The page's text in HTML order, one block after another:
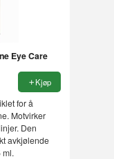
Eye Care
Kjøp
for å
Motvirker
Den
avkjølende
ml.